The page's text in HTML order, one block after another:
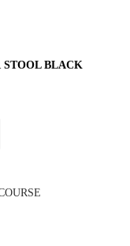
STOOL BLACK